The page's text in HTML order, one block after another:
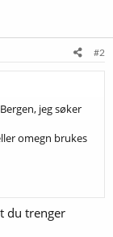
#2
jeg søker
omegn brukes
du trenger